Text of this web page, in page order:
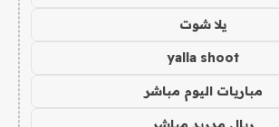
يلا شوت
yalla shoot
مباريات اليوم مباشر